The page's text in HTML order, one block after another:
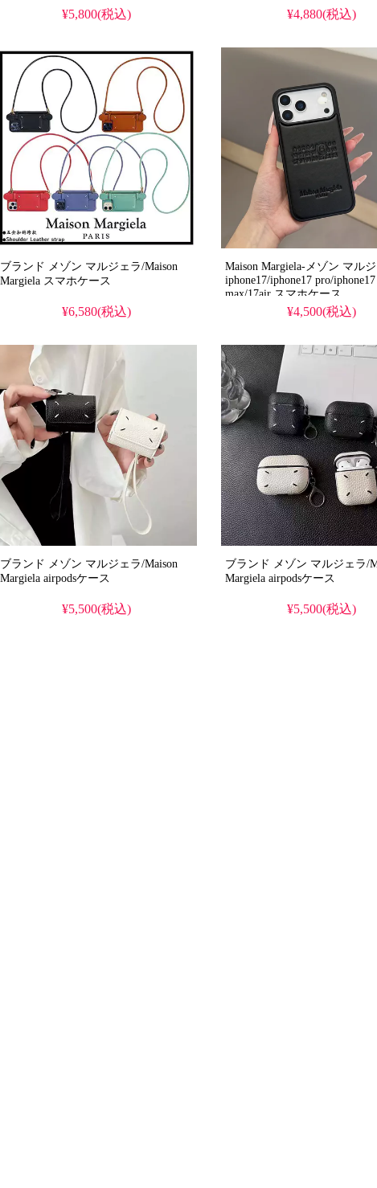
¥5,800(税込)
とは異なる高級美品を格安で
¥4,880(税込)
ブランド メゾン マルジェラ/Maison
Margiela スマホケース
¥6,580(税込)
Maison Margiela-メゾン マル
iphone17/iphone17 pro/
max/17air スマホケース
¥4,500(税込)
ブランド メゾン マルジェラ/Maison
Margiela airpodsケース
¥5,500(税込)
ブランド メゾン マルジェラ/
Margiela airpodsケース
¥5,500(税込)